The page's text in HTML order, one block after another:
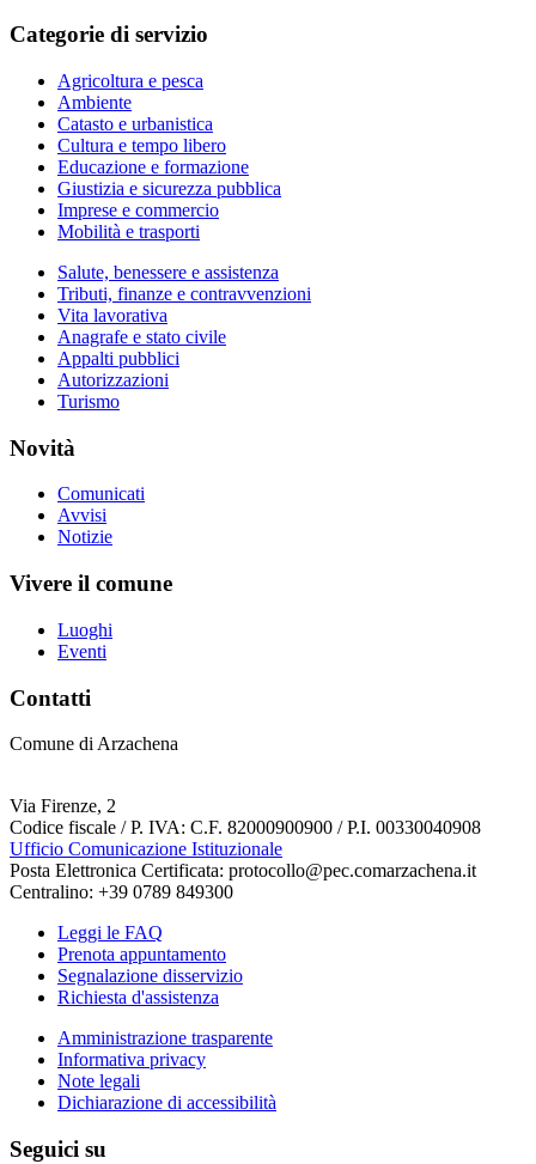
Categorie di servizio
Agricoltura e pesca
Ambiente
Catasto e urbanistica
Cultura e tempo libero
Educazione e formazione
Giustizia e sicurezza pubblica
Imprese e commercio
Mobilità e trasporti
Salute, benessere e assistenza
Tributi, finanze e contravvenzioni
Vita lavorativa
Anagrafe e stato civile
Appalti pubblici
Autorizzazioni
Turismo
Novità
Comunicati
Avvisi
Notizie
Vivere il comune
Luoghi
Eventi
Contatti
Comune di Arzachena
Via Firenze, 2
Codice fiscale / P. IVA: C.F. 82000900900 / P.I. 00330040908
Ufficio Comunicazione Istituzionale
Posta Elettronica Certificata: protocollo@pec.comarzachena.it
Centralino: +39 0789 849300
Leggi le FAQ
Prenota appuntamento
Segnalazione disservizio
Richiesta d'assistenza
Amministrazione trasparente
Informativa privacy
Note legali
Dichiarazione di accessibilità
Seguici su